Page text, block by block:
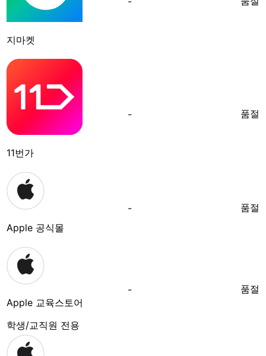
지마켓
11번가
- 품절
Apple 공식몰
- 품절
Apple 교육스토어
학생/교직원 전용
- 품절